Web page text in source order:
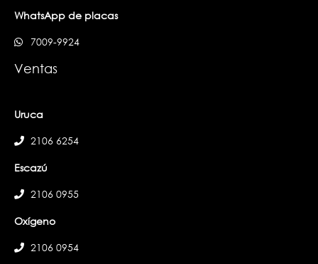
WhatsApp de placas
7009-9924
Ventas
Uruca
2106 6254
Escazú
2106 0955
Oxígeno
2106 0954